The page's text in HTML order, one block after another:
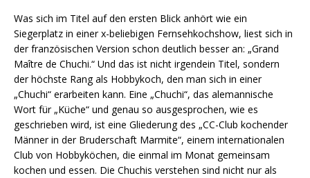
Was sich im Titel auf den ersten Blick anhört wie ein
Siegerplatz in einer x-beliebigen Fernsehkochshow, liest sich in
der französischen Version schon deutlich besser an: „Grand
Maître de Chuchi.“ Und das ist nicht irgendein Titel, sondern
der höchste Rang als Hobbykoch, den man sich in einer
„Chuchi“ erarbeiten kann. Eine „Chuchi“, das alemannische
Wort für „Küche“ und genau so ausgesprochen, wie es
geschrieben wird, ist eine Gliederung des „CC-Club kochender
Männer in der Bruderschaft Marmite“, einem internationalen
Club von Hobbyköchen, die einmal im Monat gemeinsam
kochen und essen. Die Chuchis verstehen sind nicht nur als